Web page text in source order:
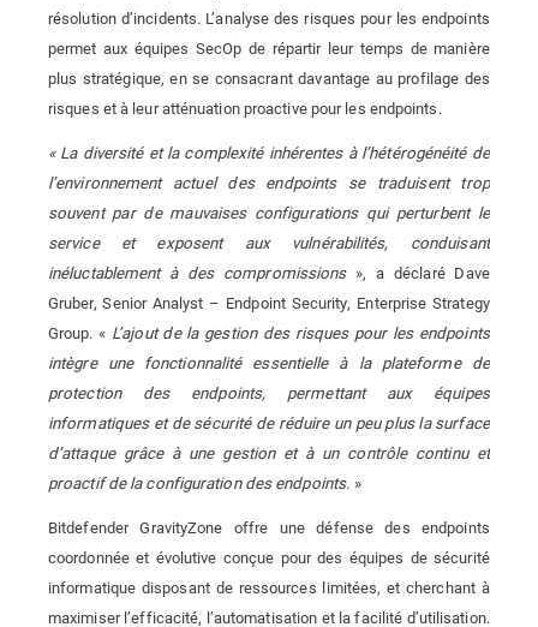
résolution d’incidents. L’analyse des risques pour les endpoints
permet aux équipes SecOp de répartir leur temps de manière
plus stratégique, en se consacrant davantage au profilage des
risques et à leur atténuation proactive pour les endpoints.
« La diversité et la complexité inhérentes à l’hétérogénéité de
l’environnement actuel des endpoints se traduisent trop
souvent par de mauvaises configurations qui perturbent le
service et exposent aux vulnérabilités, conduisant
inéluctablement à des compromissions», a déclaré Dave
Gruber, Senior Analyst – Endpoint Security, Enterprise Strategy
Group. « L’ajout de la gestion des risques pour les endpoints
intègre une fonctionnalité essentielle à la plateforme de
protection des endpoints, permettant aux équipes
informatiques et de sécurité de réduire un peu plus la surface
d’attaque grâce à une gestion et à un contrôle continu et
proactif de la configuration des endpoints. »
Bitdefender GravityZone offre une défense des endpoints
coordonnée et évolutive conçue pour des équipes de sécurité
informatique disposant de ressources limitées, et cherchant à
maximiser l’efficacité, l’automatisation et la facilité d’utilisation.